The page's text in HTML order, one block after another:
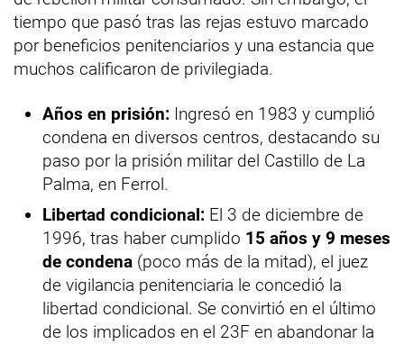
tiempo que pasó tras las rejas estuvo marcado
por beneficios penitenciarios y una estancia que
muchos calificaron de privilegiada.
Años en prisión: Ingresó en 1983 y cumplió
condena en diversos centros, destacando su
paso por la prisión militar del Castillo de La
Palma, en Ferrol.
Libertad condicional: El 3 de diciembre de
1996, tras haber cumplido 15 años y 9 meses
de condena (poco más de la mitad), el juez
de vigilancia penitenciaria le concedió la
libertad condicional. Se convirtió en el último
de los implicados en el 23F en abandonar la